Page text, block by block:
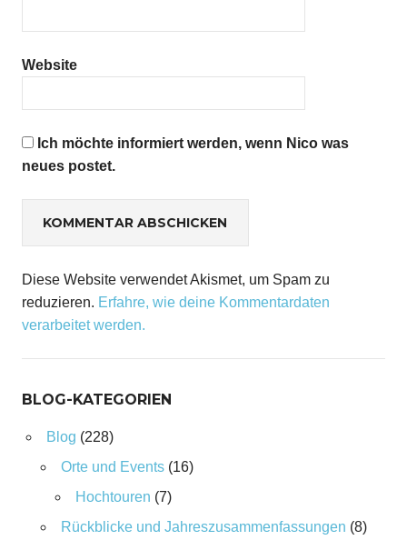
Website
Ich möchte informiert werden, wenn Nico was
neues postet.
Diese Website verwendet Akismet, um Spam zu
reduzieren. Erfahre, wie deine Kommentardaten
verarbeitet werden.
BLOG-KATEGORIEN
Blog (228)
Orte und Events(16)
Hochtouren (7)
Rückblicke und Jahreszusammenfassungen (8)